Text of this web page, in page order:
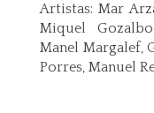
Artistas: Mar
Miquel
Manel Margalef,
Porres, Manuel